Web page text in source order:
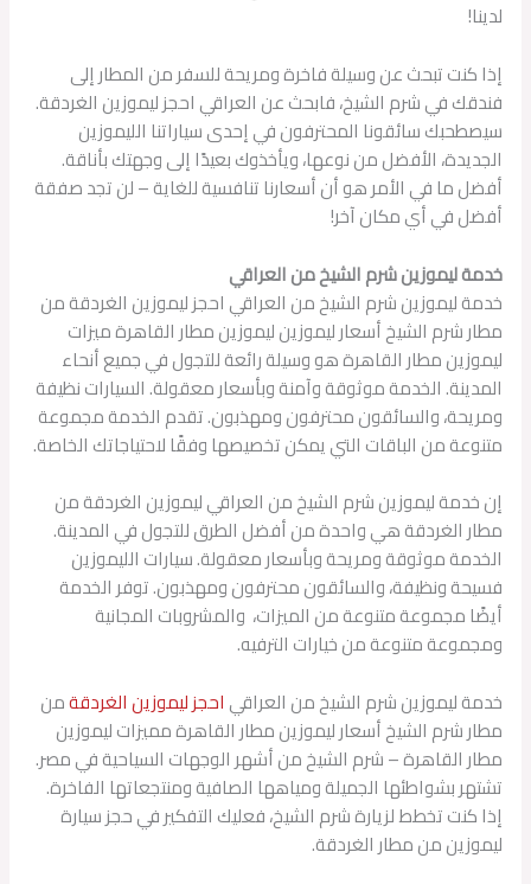
لدينا!
إذا كنت تبحث عن وسيلة فاخرة ومريحة للسفر من المطار إلى
فندقك في شرم الشيخ، فابحث عن العراقي احجز ليموزين الغردقة.
سيصطحبك سائقونا المحترفون في إحدى سياراتنا الليموزين
الجديدة، الأفضل من نوعها، ويأخذوك بعيدًا إلى وجهتك بأناقة.
أفضل ما في الأمر هو أن أسعارنا تنافسية للغاية – لن تجد صفقة
أفضل في أي مكان آخر!
خدمة ليموزين شرم الشيخ من العراقي
خدمة ليموزين شرم الشيخ من العراقي احجز ليموزين الغردقة من
مطار شرم الشيخ أسعار ليموزين ليموزين مطار القاهرة ميزات
ليموزين مطار القاهرة هو وسيلة رائعة للتجول في جميع أنحاء
المدينة. الخدمة موثوقة وآمنة وبأسعار معقولة. السيارات نظيفة
ومريحة، والسائقون محترفون ومهذبون. تقدم الخدمة مجموعة
متنوعة من الباقات التي يمكن تخصيصها وفقًا لاحتياجاتك الخاصة.
إن خدمة ليموزين شرم الشيخ من العراقي ليموزين الغردقة من
مطار الغردقة هي واحدة من أفضل الطرق للتجول في المدينة.
الخدمة موثوقة ومريحة وبأسعار معقولة. سيارات الليموزين
فسيحة ونظيفة، والسائقون محترفون ومهذبون. توفر الخدمة
أيضًا مجموعة متنوعة من الميزات، والمشروبات المجانية
ومجموعة متنوعة من خيارات الترفيه.
خدمة ليموزين شرم الشيخ من العراقي احجز ليموزين الغردقةمن
مطار شرم الشيخ أسعار ليموزين مطار القاهرة مميزات ليموزين
مطار القاهرة – شرم الشيخ من أشهر الوجهات السياحية في مصر.
تشتهر بشواطئها الجميلة ومياهها الصافية ومنتجعاتها الفاخرة.
إذا كنت تخطط لزيارة شرم الشيخ، فعليك التفكير في حجز سيارة
ليموزين من مطار الغردقة.